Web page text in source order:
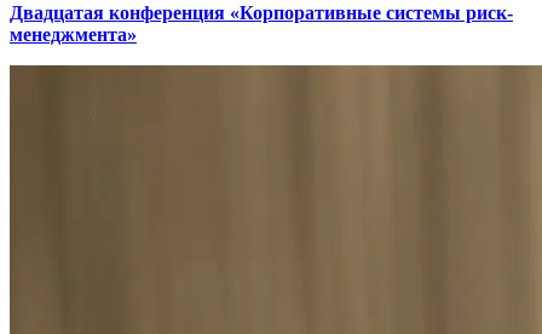
Двадцатая конференция «Корпоративные системы риск-
менеджмента»